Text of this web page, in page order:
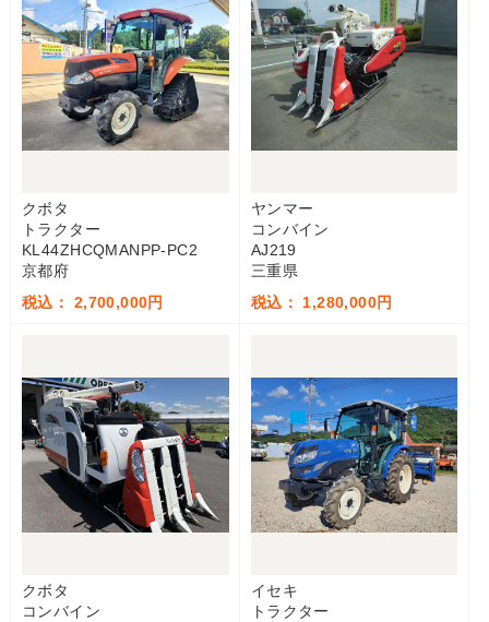
クボタ
トラクター
KL44ZHCQMANPP-PC2
京都府
税込： 2,700,000円
ヤンマー
コンバイン
AJ219
三重県
税込： 1,280,000円
クボタ
コンバイン
イセキ
トラクター